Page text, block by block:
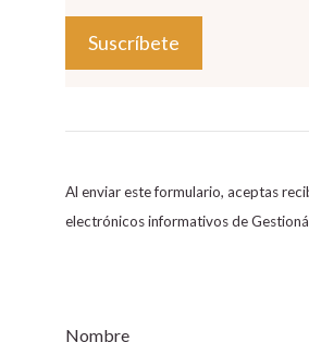
o
s
t
C
Al enviar este formulario, aceptas
electrónicos informativos de
Nombre